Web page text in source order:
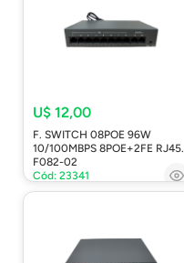
U$ 12,00
F. SWITCH 08POE 96W
10/100MBPS 8POE+2FE RJ45
F082-02
Cód: 23341